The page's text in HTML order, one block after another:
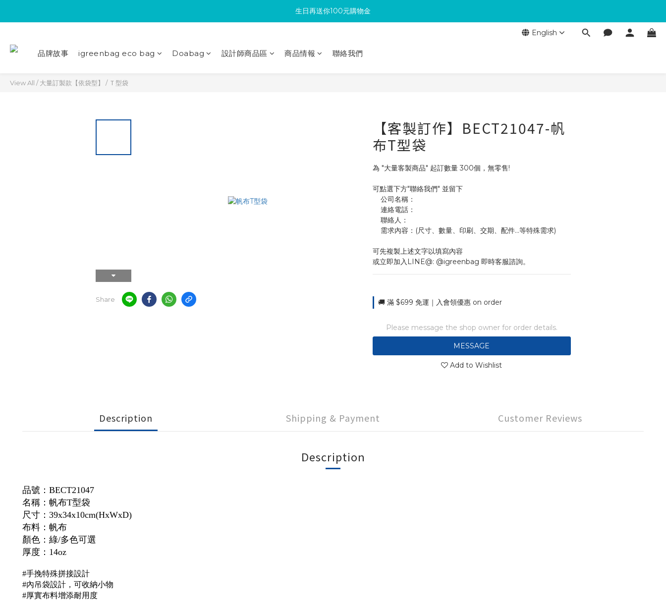
滿300回饋10%購物金
生日再送你100元購物金
滿300回饋10%購物金
English
品牌故事 igreenbag eco bag Doabag 設計師商品區 商品情報 聯絡我們
View All /大量訂製款【依袋型】 / Ｔ型袋
Share
【客製訂作】BECT21047-帆
布T型袋
為 "大量客製商品" 起訂數量 300個，無零售!
可點選下方"聯絡我們" 並留下
    公司名稱：
    連絡電話：
    聯絡人：
    需求內容：(尺寸、數量、印刷、交期、配件...等特殊需求)
可先複製上述文字以填寫內容
或立即加入LINE@: @igreenbag 即時客服諮詢。
🚚 滿 $699 免運｜入會領優惠 on order
Please message the shop owner for order details.
MESSAGE
Add to Wishlist
Description Shipping & Payment Customer Reviews
Description
品號： BECT21047
名稱： 帆布T型袋
尺寸：39x34x10cm(HxWxD)
布料：帆布
顏色：綠/多色可選
厚度： 14oz
#手挽特殊拼接設計
#內吊袋設計，可收納小物
#厚實布料增添耐用度